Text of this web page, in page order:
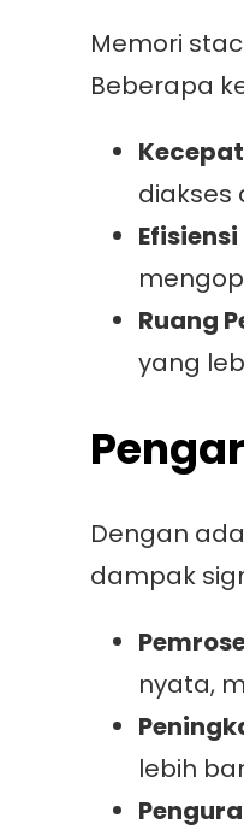
Memori
Beberapa
diakses
Efisiensi
Ruang
yang
Dengan
dampak
nyata,
lebih